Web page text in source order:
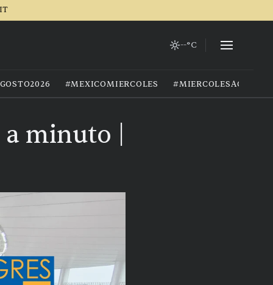
--°C
#MEXICOMIERCOLES #MIERCOLESAGOSTO
minuto |